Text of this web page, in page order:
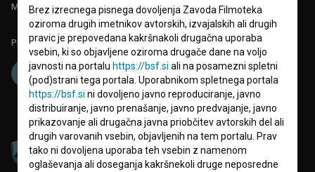
Mednarodna številka ISSN 2670-787X
Projekt sofinancira:
Brez izrecnega pisnega dovoljenja Zavoda Filmoteka
oziroma drugih imetnikov avtorskih, izvajalskih ali drugih
pravic je prepovedana kakršnakoli drugačna uporaba
vsebin, ki so objavljene oziroma drugače dane na voljo
javnosti na portalu https://bsf.si ali na posamezni spletni
(pod)strani tega portala. Uporabnikom spletnega portala
https://bsf.si ni dovoljeno javno reproduciranje, javno
distribuiranje, javno prenašanje, javno predvajanje, javno
prikazovanje ali drugačna javna priobčitev avtorskih del ali
drugih varovanih vsebin, objavljenih na tem portalu. Prav
tako ni dovoljena uporaba teh vsebin z namenom
oglaševanja ali doseganja kakršnekoli druge neposredne